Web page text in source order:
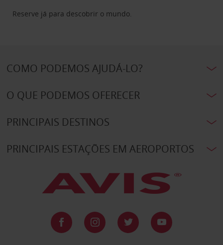
Reserve já para descobrir o mundo.
COMO PODEMOS AJUDÁ-LO?
O QUE PODEMOS OFERECER
PRINCIPAIS DESTINOS
PRINCIPAIS ESTAÇÕES EM AEROPORTOS